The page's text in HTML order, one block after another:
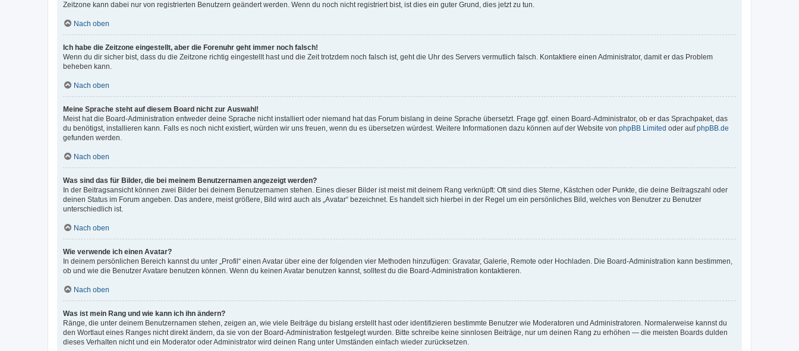
Zeitzone kann dabei nur von registrierten Benutzern geändert werden. Wenn du noch nicht registriert bist, ist dies ein guter Grund, dies jetzt zu tun.
Nach oben
Ich habe die Zeitzone eingestellt, aber die Forenuhr geht immer noch falsch!
Wenn du dir sicher bist, dass du die Zeitzone richtig eingestellt hast und die Zeit trotzdem noch falsch ist, geht die Uhr des Servers vermutlich falsch. Kontaktiere einen Administrator, damit er das Problem
beheben kann.
Nach oben
Meine Sprache steht auf diesem Board nicht zur Auswahl!
Meist hat die Board-Administration entweder deine Sprache nicht installiert oder niemand hat das Forum bislang in deine Sprache übersetzt. Frage ggf. einen Board-Administrator, ob er das Sprachpaket, das
du benötigst, installieren kann. Falls es noch nicht existiert, würden wir uns freuen, wenn du es übersetzen würdest. Weitere Informationen dazu können auf der Website von phpBB Limited oder aufphpBB.de
gefunden werden.
Nach oben
Was sind das für Bilder, die bei meinem Benutzernamen angezeigt werden?
In der Beitragsansicht können zwei Bilder bei deinem Benutzernamen stehen. Eines dieser Bilder ist meist mit deinem Rang verknüpft: Oft sind dies Sterne, Kästchen oder Punkte, die deine Beitragszahl oder
deinen Status im Forum angeben. Das andere, meist größere, Bild wird auch als „Avatar“ bezeichnet. Es handelt sich hierbei in der Regel um ein persönliches Bild, welches von Benutzer zu Benutzer
unterschiedlich ist.
Nach oben
Wie verwende ich einen Avatar?
In deinem persönlichen Bereich kannst du unter „Profil“ einen Avatar über eine der folgenden vier Methoden hinzufügen: Gravatar, Galerie, Remote oder Hochladen. Die Board-Administration kann bestimmen,
ob und wie die Benutzer Avatare benutzen können. Wenn du keinen Avatar benutzen kannst, solltest du die Board-Administration kontaktieren.
Nach oben
Was ist mein Rang und wie kann ich ihn ändern?
Ränge, die unter deinem Benutzernamen stehen, zeigen an, wie viele Beiträge du bislang erstellt hast oder identifizieren bestimmte Benutzer wie Moderatoren und Administratoren. Normalerweise kannst du
den Wortlaut eines Ranges nicht direkt ändern, da sie von der Board-Administration festgelegt wurden. Bitte schreibe keine sinnlosen Beiträge, nur um deinen Rang zu erhöhen — die meisten Boards dulden
dieses Verhalten nicht und ein Moderator oder Administrator wird deinen Rang unter Umständen einfach wieder zurücksetzen.